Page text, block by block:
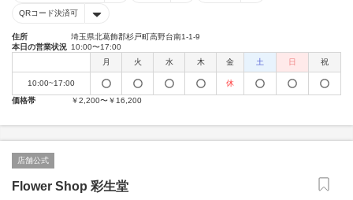
QRコード決済可
住所
埼玉県北葛飾郡杉戸町高野台南1-1-9
本日の営業状況 10:00〜17:00
月
火 水 木 金 土 日 祝
10:00~17:00
休
価格帯
￥2,200〜￥16,200
店舗公式
Flower Shop 彩生堂